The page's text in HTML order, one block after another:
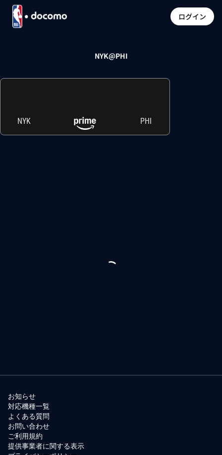
ログイン
NYK@PHI
NYK PHI
お知らせ
対応機種一覧
よくある質問
お問い合わせ
ご利用規約
提供事業者に関する表示